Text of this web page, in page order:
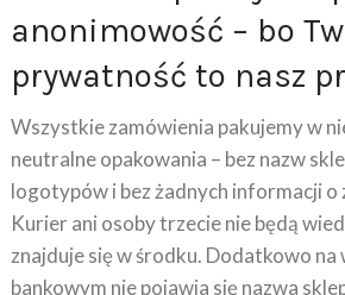
anonimowość – bo
prywatność to nasz
Wszystkie zamówienia pakujemy w
neutralne opakowania – bez nazw
logotypów i bez żadnych informacji o
Kurier ani osoby trzecie nie będą
znajduje się w środku. Dodatkowo na
bankowym nie pojawia się nazwa